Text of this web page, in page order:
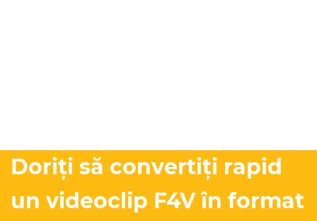
Doriți să convertiți rapid
un videoclip F4V în format